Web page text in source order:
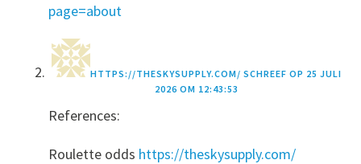
page=about
HTTPS://THESKYSUPPLY.COM/ SCHREEF OP 25 JULI
2026 OM 12:43:53
References:
Roulette odds https://theskysupply.com/